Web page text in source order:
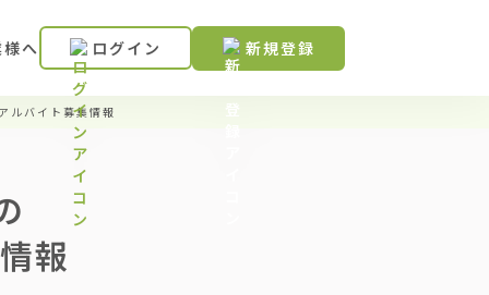
へ ログイン 新規登録
ルバイト募集情報
報